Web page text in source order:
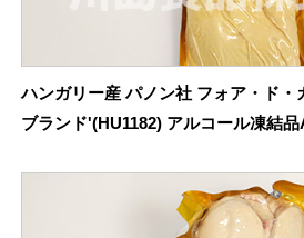
ハンガリー産 パノン社 フォア・ド・
ブランド'(HU1182) アルコール凍結